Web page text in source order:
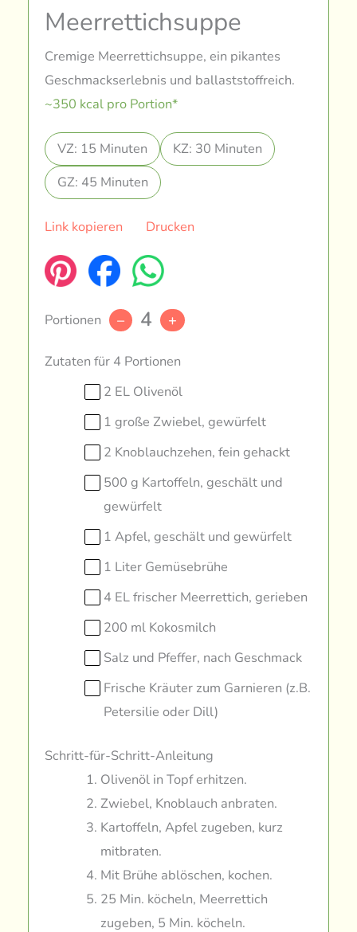
Meerrettichsuppe
Cremige Meerrettichsuppe, ein pikantes
Geschmackserlebnis und ballaststoffreich.
~350 kcal pro Portion*
VZ: 15 Minuten
KZ: 30 Minuten
GZ: 45 Minuten
Link kopieren Drucken
Portionen – 4 +
Zutaten für 4 Portionen
2 EL Olivenöl
1 große Zwiebel, gewürfelt
2 Knoblauchzehen, fein gehackt
500 g Kartoffeln, geschält und
gewürfelt
1 Apfel, geschält und gewürfelt
1 Liter Gemüsebrühe
4 EL frischer Meerrettich, gerieben
200 ml Kokosmilch
Salz und Pfeffer, nach Geschmack
Frische Kräuter zum Garnieren (z.B.
Petersilie oder Dill)
Schritt-für-Schritt-Anleitung
Olivenöl in Topf erhitzen.
Zwiebel, Knoblauch anbraten.
Kartoffeln, Apfel zugeben, kurz
mitbraten.
Mit Brühe ablöschen, kochen.
25 Min. köcheln, Meerrettich
zugeben, 5 Min. köcheln.